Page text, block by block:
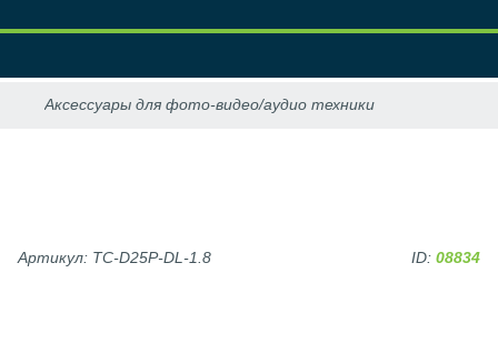
Артикул: TC-D25P-DL-1.8 ID: 08834